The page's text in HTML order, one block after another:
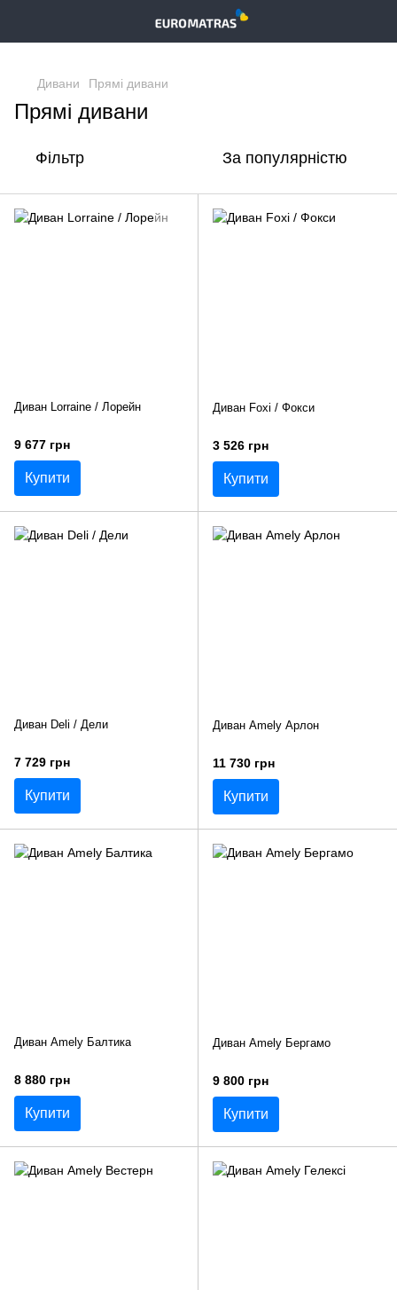
Дивани Прямі дивани
Прямі дивани
Фільтр За популярністю
Диван Lorraine / Лорейн
9 677 грн
Купити
Диван Foxi / Фокси
3 526 грн
Купити
Диван Deli / Дели
7 729 грн
Купити
Диван Amely Арлон
11 730 грн
Купити
Диван Amely Балтика
8 880 грн
Купити
Диван Amely Бергамо
9 800 грн
Купити